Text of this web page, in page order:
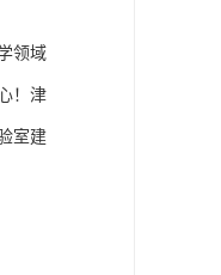
领域
！津
室建